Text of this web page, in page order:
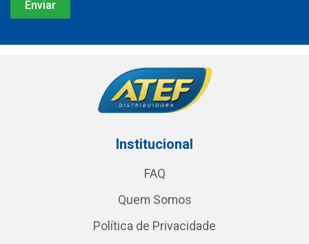
Institucional
FAQ
Quem Somos
Política de Privacidade